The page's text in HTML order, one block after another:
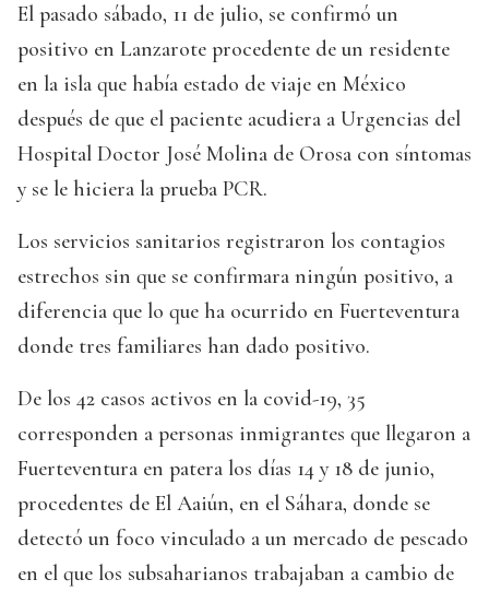
El pasado sábado, 11 de julio, se confirmó un
positivo en Lanzarote procedente de un residente
en la isla que había estado de viaje en México
después de que el paciente acudiera a Urgencias del
Hospital Doctor José Molina de Orosa con síntomas
y se le hiciera la prueba PCR.
Los servicios sanitarios registraron los contagios
estrechos sin que se confirmara ningún positivo, a
diferencia que lo que ha ocurrido en Fuerteventura
donde tres familiares han dado positivo.
De los 42 casos activos en la covid-19, 35
corresponden a personas inmigrantes que llegaron a
Fuerteventura en patera los días 14 y 18 de junio,
procedentes de El Aaiún, en el Sáhara, donde se
detectó un foco vinculado a un mercado de pescado
en el que los subsaharianos trabajaban a cambio de